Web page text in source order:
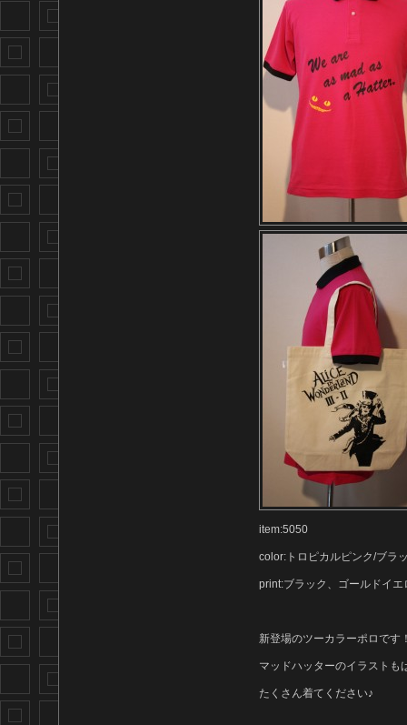
item:5050
color:トロピカルピンク/ブラ
print:ブラック、ゴールドイエ
新登場のツーカラーポロです
マッドハッターのイラスト
たくさん着てください♪